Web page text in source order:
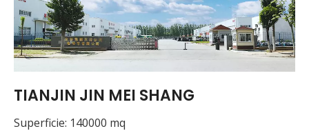
TIANJIN JIN MEI SHANG
Superficie: 140000 mq